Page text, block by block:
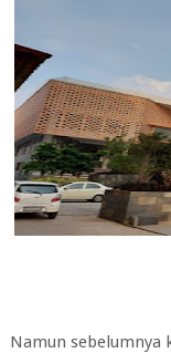
Namun sebelumnya